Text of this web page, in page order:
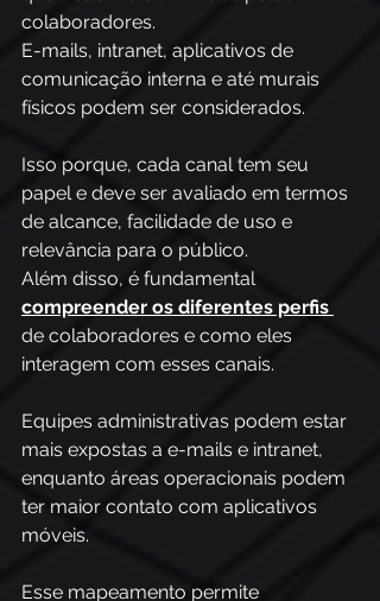
colaboradores.
E-mails, intranet, aplicativos de
comunicação interna e até murais
físicos podem ser considerados.
Isso porque, cada canal tem seu
papel e deve ser avaliado em termos
de alcance, facilidade de uso e
relevância para o público.
Além disso, é fundamental
compreender os diferentes perfis
de colaboradores e como eles
interagem com esses canais.
Equipes administrativas podem estar
mais expostas a e-mails e intranet,
enquanto áreas operacionais podem
ter maior contato com aplicativos
móveis.
Esse mapeamento permite